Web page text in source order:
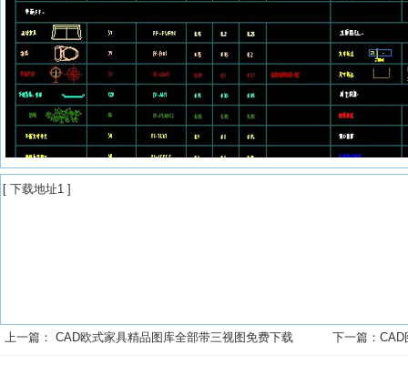
[ 下载地址1 ]
上一篇： CAD欧式家具精品图库全部带三视图免费下载 下一篇： CAD